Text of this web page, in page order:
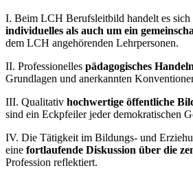
I. Beim LCH Berufsleitbild handelt es sich
individuelles als auch um ein
dem LCH angehörenden Lehrpersonen.
II. Professionelles pädagogisches Handeln
Grundlagen und anerkannten
III. Qualitativ hochwertige öffentliche
sind ein Eckpfeiler jeder demokratischen
IV. Die Tätigkeit im Bildungs- und
eine fortlaufende Diskussion über die
Profession reflektiert.